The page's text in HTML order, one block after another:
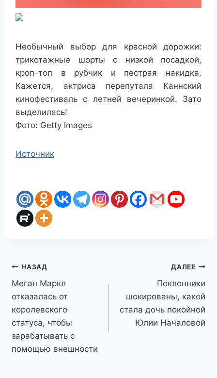
Необычный выбор для красной дорожки:
трикотажные шорты с низкой посадкой,
кроп-топ в рубчик и пестрая накидка.
Кажется, актриса перепутала Каннский
кинофестиваль с летней вечеринкой. Зато
выделилась!
Фото: Getty images
Источник
Навигация
по
записям
НАЗАД
Меган Маркл
отказалась от
королевского
статуса, чтобы
зарабатывать с
помощью внешности
ДАЛЕЕ
Поклонники
шокированы, какой
стала дочь покойной
Юлии Началовой